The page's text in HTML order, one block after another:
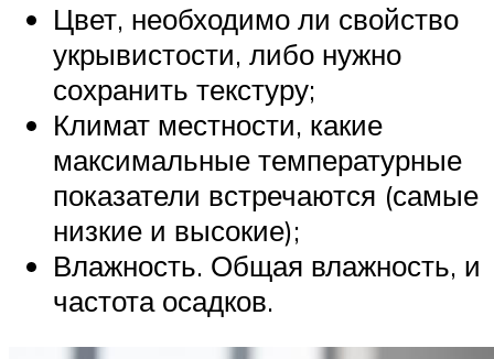
Цвет, необходимо ли свойство
укрывистости, либо нужно
сохранить текстуру;
Климат местности, какие
максимальные температурные
показатели встречаются (самые
низкие и высокие);
Влажность. Общая влажность, и
частота осадков.